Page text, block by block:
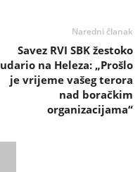
Naredni članak
Savez RVI SBK žestoko
udario na Heleza: „Prošlo
je vrijeme vašeg terora
nad boračkim
organizacijama“